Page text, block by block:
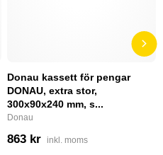
Donau kassett för pengar
DONAU, extra stor,
300x90x240 mm, s...
Donau
863 kr inkl. moms